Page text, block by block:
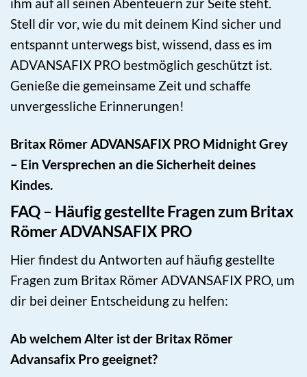
Stell dir vor, wie du mit deinem Kind sicher und
entspannt unterwegs bist, wissend, dass es im
ADVANSAFIX PRO bestmöglich geschützt ist.
Genieße die gemeinsame Zeit und schaffe
unvergessliche Erinnerungen!
Britax Römer ADVANSAFIX PRO Midnight Grey
– Ein Versprechen an die Sicherheit deines
Kindes.
FAQ – Häufig gestellte Fragen zum Britax
Römer ADVANSAFIX PRO
Hier findest du Antworten auf häufig gestellte
Fragen zum Britax Römer ADVANSAFIX PRO, um
dir bei deiner Entscheidung zu helfen:
Ab welchem Alter ist der Britax Römer
Advansafix Pro geeignet?